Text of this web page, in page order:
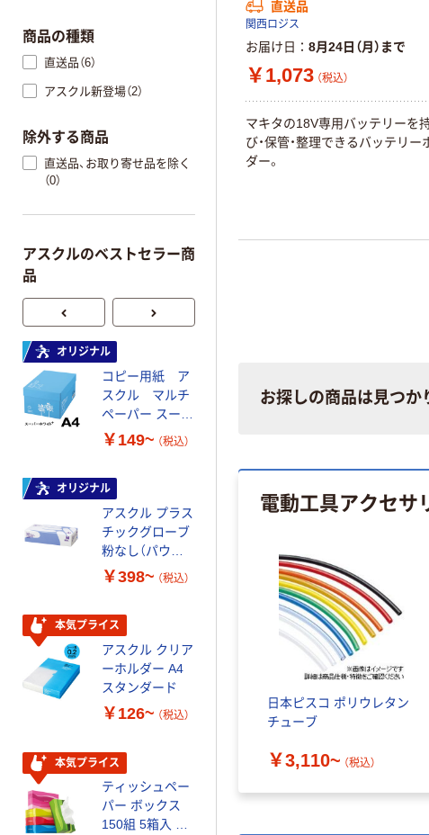
直送品
関西ロジス
お届け日 8月24日（月）まで
￥1,073 （税込）
マキタの18V専用バッテリーを
び・保管・整理できるバッテリー
ダー。
お探しの商品は見つか
電動工具アクセサ
日本ピスコ ポリウレタン
チューブ
￥3,110~ （税込）
商品の種類
直送品（6）
アスクル新登場（2）
除外する商品
直送品、お取り寄せ品を除く
（0）
アスクルのベストセラー商
品
オリジナル
コピー用紙 ア
スクル マルチ
ペーパー スーパ
ーホワイト+
￥149~ （税込）
オリジナル
アスクル プラス
チックグローブ
粉なし（パウダ
ーフリー）
￥398~ （税込）
本気プライス
アスクル クリア
ーホルダー A4
スタンダード
￥126~ （税込）
本気プライス
ティッシュペー
パー ボックス
150組 5箱入 ア
中判 再生紙
企画 オリジナル
コピー用紙 マ
ミー+
￥149~ （税込）
本気プライス
アスクル 耳にや
さしい やわらか
￥458~
期間限定価格